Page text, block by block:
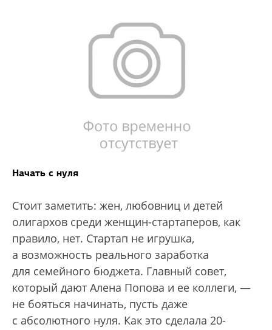
Начать с нуля
Стоит заметить: жен, любовниц и детей
олигархов среди женщин-стартаперов, как
правило, нет. Стартап не игрушка,
а возможность реального заработка
для семейного бюджета. Главный совет,
который дают Алена Попова и ее коллеги, —
не бояться начинать, пусть даже
с абсолютного нуля. Как это сделала 20-